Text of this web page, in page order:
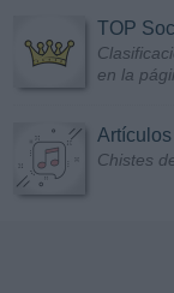
TOP
en la
Chistes